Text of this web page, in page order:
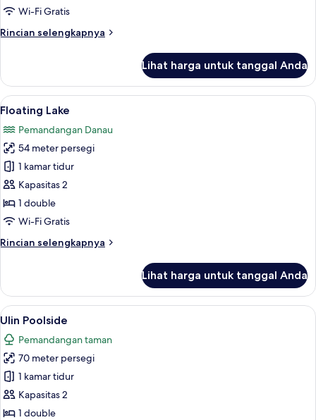
Wi-Fi Gratis
Rincian selengkapnya
Rincian
Rumah
Pohon
(Avatar)
Lihat harga untuk tanggal Anda
Lihat
semua
foto
untuk
Floating
Lake
Floating Lake | Seprai premium, isi
11
Floating Lake
Pemandangan Danau
54 meter persegi
1 kamar tidur
Kapasitas 2
1 double
Wi-Fi Gratis
Rincian selengkapnya
Rincian
Floating
Lake
Lihat harga untuk tanggal Anda
Lihat
semua
foto
untuk
Ulin
Poolside
Ulin Poolside | Seprai premium, isi
13
Ulin Poolside
Pemandangan taman
70 meter persegi
1 kamar tidur
Kapasitas 2
1 double